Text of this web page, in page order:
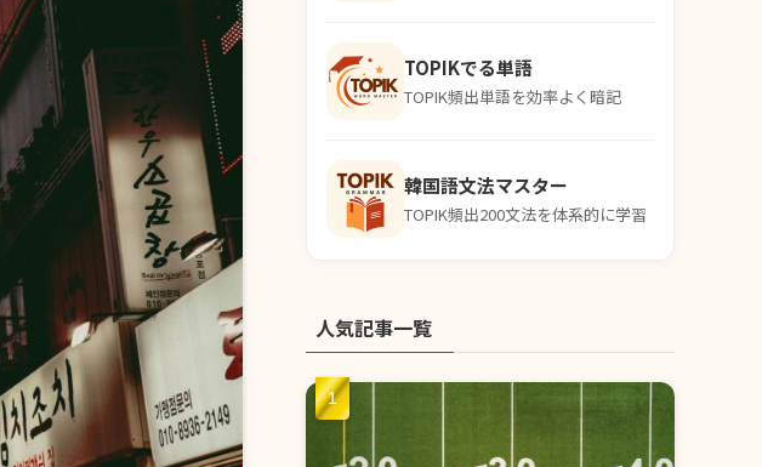
TOPIKでる単語
TOPIK頻出単語を効率よく暗記
韓国語文法マスター
TOPIK頻出200文法を体系的に学習
人気記事一覧